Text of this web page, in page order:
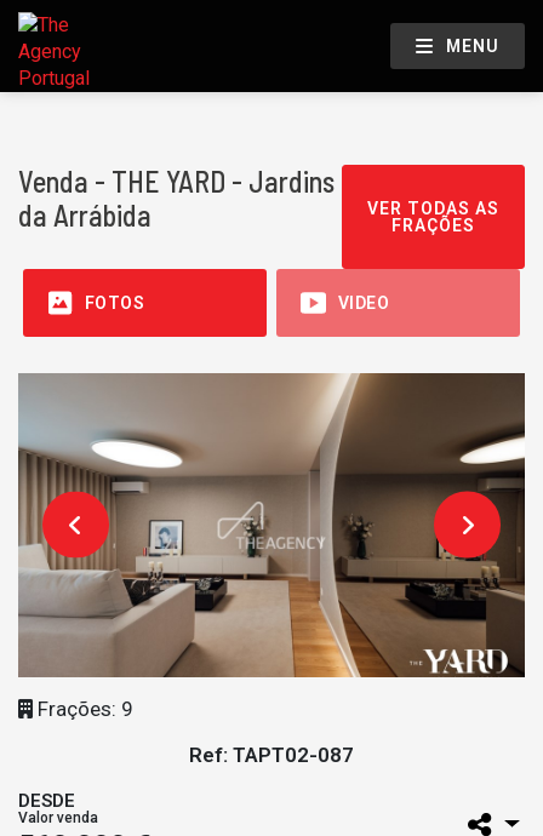
MENU
Venda - THE YARD - Jardins
da Arrábida
VER TODAS AS
FRAÇÕES
FOTOS VIDEO
Frações: 9
Ref: TAPT02-087
DESDE
Valor venda